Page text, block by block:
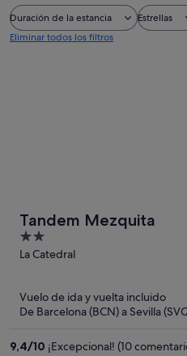
Duración de la estancia Estrellas
Eliminar todos los filtros
Tandem Mezquita
2
out
La Catedral
Vuelo de ida y vuelta incluido
De Barcelona (BCN) a Sevilla
9,4/10 ¡Excepcional! (10